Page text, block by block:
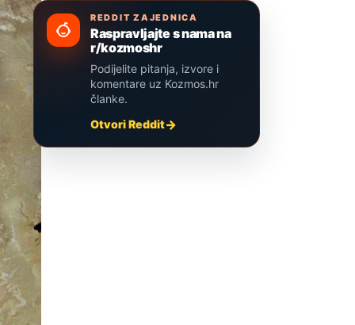
REDDIT ZAJEDNICA
Raspravljajte s nama na
r/kozmoshr
Podijelite pitanja, izvore i
komentare uz Kozmos.hr
članke.
Otvori Reddit